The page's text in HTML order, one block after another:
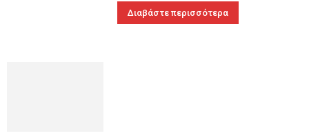
Διαβάστε περισσότερα